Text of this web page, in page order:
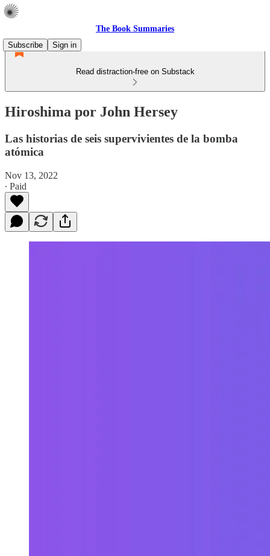
The Book Summaries
Subscribe
Sign in
Read distraction-free on Substack
Hiroshima por John Hersey
Las historias de seis supervivientes de la bomba
atómica
Nov 13, 2022
∙ Paid